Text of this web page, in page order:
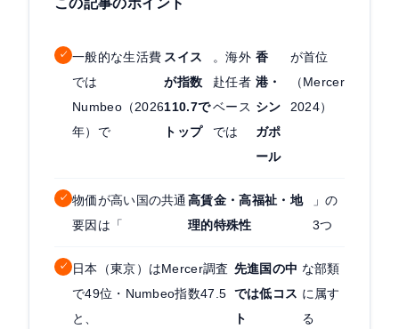
この記事のポイント
✓ 一般的な生活費
では
Numbeo（2026
年）で
スイス
が指数
110.7で
トップ
。海外
赴任者
ベース
では
香
港・
シン
ガポ
ール
が首位
（Mercer
2024）
✓ 物価が高い国の共通
要因は「
高賃金・高福祉・地
理的特殊性
」の
3つ
✓
日本（東京）はMercer調査
で49位・Numbeo指数47.5
と、
先進国の中
では低コス
ト
な部類
に属す
る